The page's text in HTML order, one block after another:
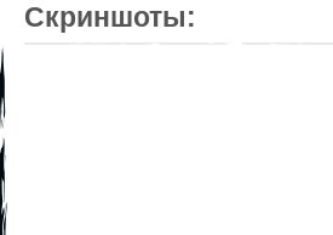
Скриншоты: